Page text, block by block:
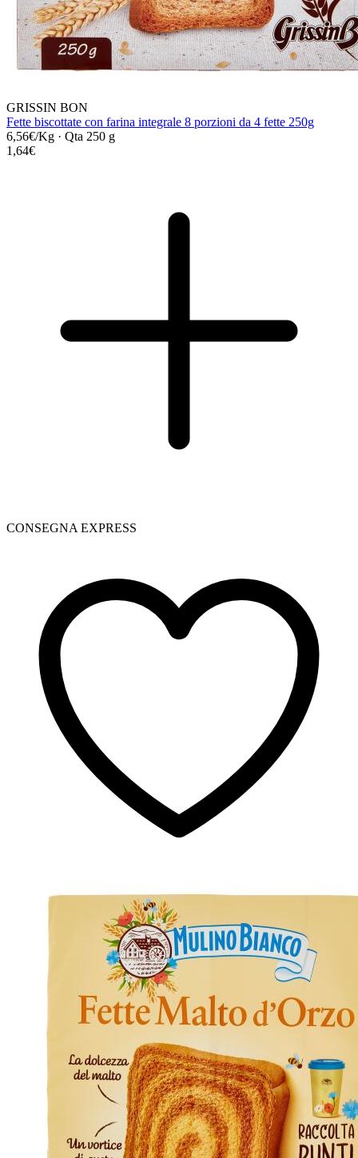
GRISSIN BON
Fette biscottate con farina integrale 8 porzioni da 4 fette 250g
6,56€/Kg · Qta 250 g
1,64€
CONSEGNA EXPRESS